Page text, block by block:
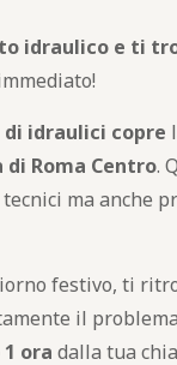
idraulico e ti
di idraulici copre
di Roma Centro.
ma anche
festivo, ti
il
ora dalla tua